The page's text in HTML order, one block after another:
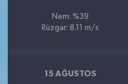
Nem: %39
Rüzgar: 8.11 m/s
15 AĞUSTOS